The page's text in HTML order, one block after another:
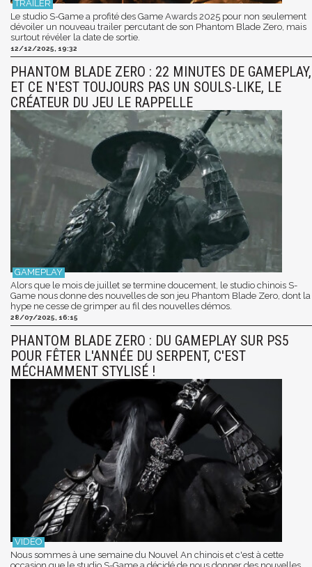
Le studio S-Game a profité des Game Awards 2025 pour non seulement
dévoiler un nouveau trailer percutant de son Phantom Blade Zero, mais
surtout révéler la date de sortie.
12/12/2025, 19:32
PHANTOM BLADE ZERO : 22 MINUTES DE GAMEPLAY,
ET CE N'EST TOUJOURS PAS UN SOULS-LIKE, LE
CRÉATEUR DU JEU LE RAPPELLE
Alors que le mois de juillet se termine doucement, le studio chinois S-
Game nous donne des nouvelles de son jeu Phantom Blade Zero, dont la
hype ne cesse de grimper au fil des nouvelles démos.
28/07/2025, 16:15
PHANTOM BLADE ZERO : DU GAMEPLAY SUR PS5
POUR FÊTER L'ANNÉE DU SERPENT, C'EST
MÉCHAMMENT STYLISÉ !
Nous sommes à une semaine du Nouvel An chinois et c'est à cette
occasion que le studio S-Game a décidé de nous donner des nouvelles